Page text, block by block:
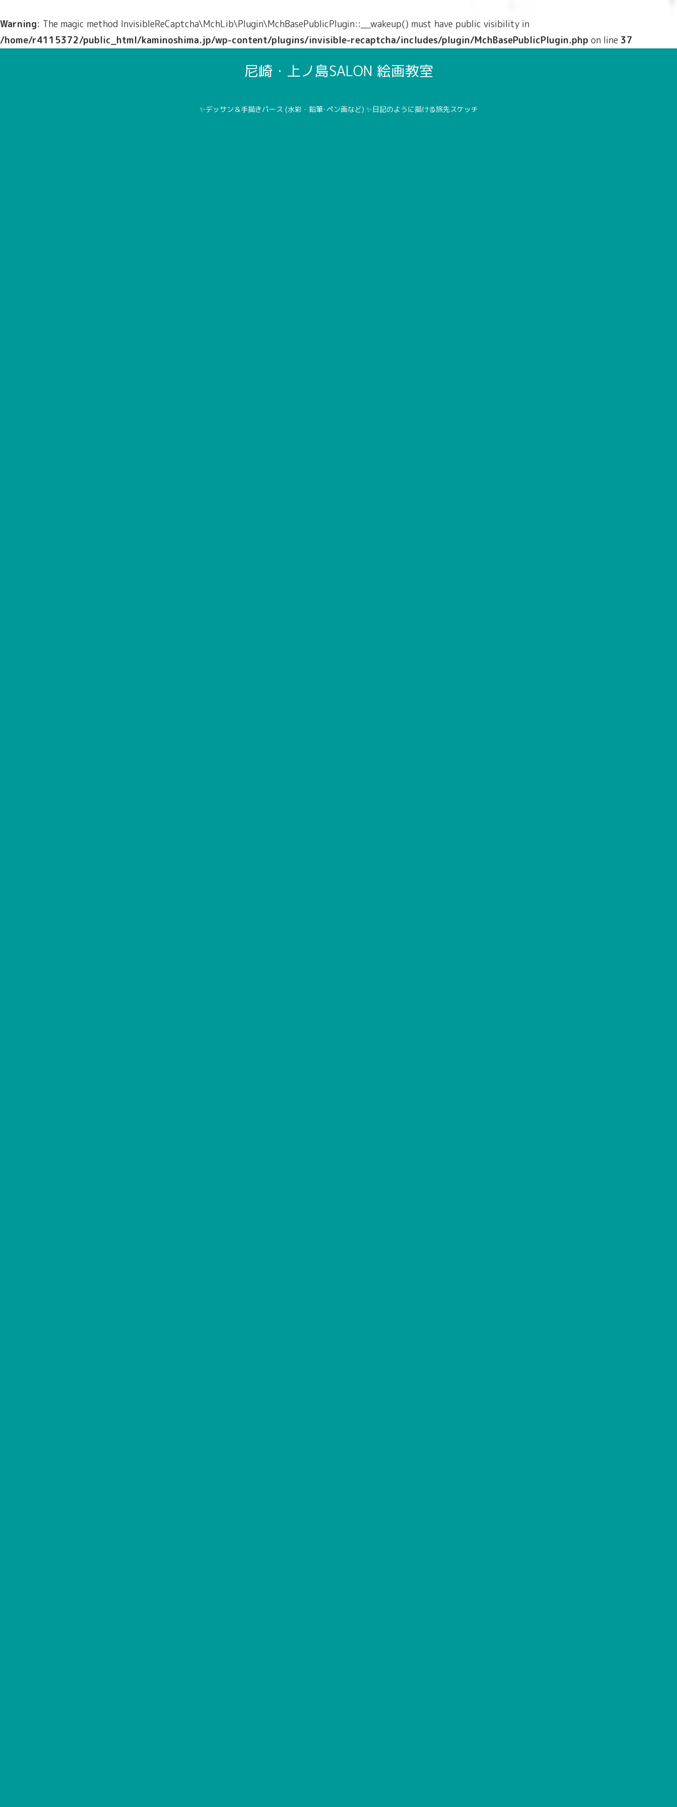
Warning: The magic method InvisibleReCaptcha\MchLib\Plugin\MchBasePublicPlugin::__wakeup() must have public visibility in
/home/r4115372/public_html/kaminoshima.jp/wp-content/plugins/invisible-recaptcha/includes/plugin/MchBasePublicPlugin.php on line 37
尼崎・上ノ島SALON 絵画教室
✨デッサン＆手描きパース (水彩・鉛筆･ペン画など) ✨日記のように描ける旅先スケッチ